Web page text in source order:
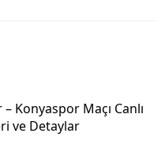
Konyaspor Maçı Canlı
ve Detaylar